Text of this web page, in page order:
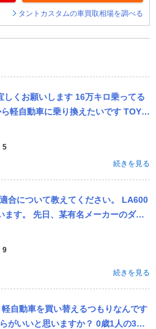
タントカスタムの車買取相場を調べる
くお願いします 16万キロ乗ってる
軽自動車に乗り換えたいです TOYO
ウェイクが良いと思ってたけど...
5
続きを見る
合について教えてください。 LA600
ます。 先日、某有名メーカーのダウ
り付け、アライメント作業を行っ
9
続きを見る
自動車を買い替えるつもりなんです
がいいと思いますか？ 0歳1人の3人